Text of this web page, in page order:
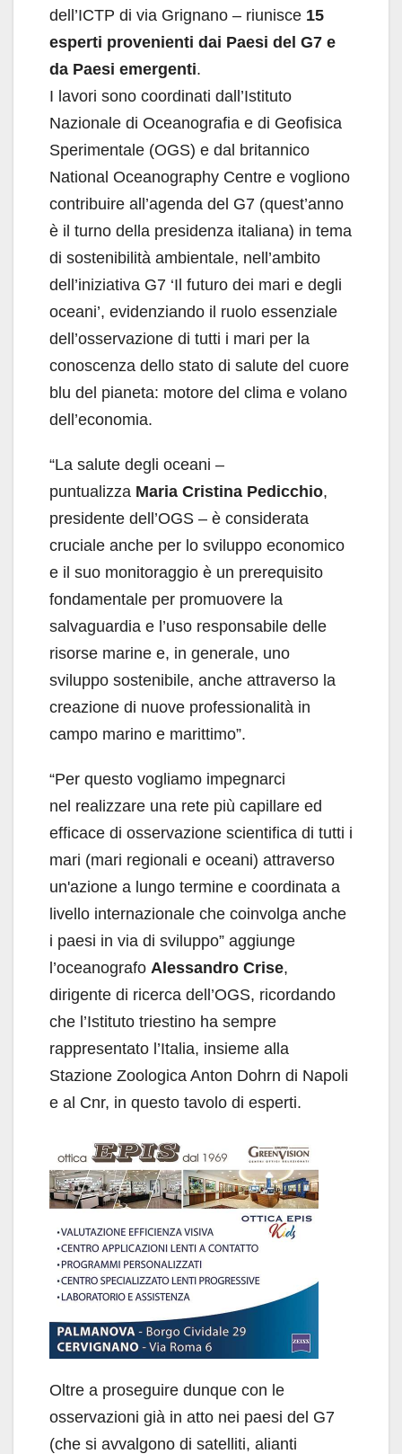
dell’ICTP di via Grignano – riunisce 15
esperti provenienti dai Paesi del G7 e
da Paesi emergenti.
I lavori sono coordinati dall’Istituto
Nazionale di Oceanografia e di Geofisica
Sperimentale (OGS) e dal britannico
National Oceanography Centre e vogliono
contribuire all’agenda del G7 (quest’anno
è il turno della presidenza italiana) in tema
di sostenibilità ambientale, nell’ambito
dell’iniziativa G7 ‘Il futuro dei mari e degli
oceani’, evidenziando il ruolo essenziale
dell’osservazione di tutti i mari per la
conoscenza dello stato di salute del cuore
blu del pianeta: motore del clima e volano
dell’economia.
“La salute degli oceani –
puntualizza Maria Cristina Pedicchio,
presidente dell’OGS – è considerata
cruciale anche per lo sviluppo economico
e il suo monitoraggio è un prerequisito
fondamentale per promuovere la
salvaguardia e l’uso responsabile delle
risorse marine e, in generale, uno
sviluppo sostenibile, anche attraverso la
creazione di nuove professionalità in
campo marino e marittimo”.
“Per questo vogliamo impegnarci
nel realizzare una rete più capillare ed
efficace di osservazione scientifica di tutti i
mari (mari regionali e oceani) attraverso
un'azione a lungo termine e coordinata a
livello internazionale che coinvolga anche
i paesi in via di sviluppo” aggiunge
l’oceanografo Alessandro Crise,
dirigente di ricerca dell’OGS, ricordando
che l’Istituto triestino ha sempre
rappresentato l’Italia, insieme alla
Stazione Zoologica Anton Dohrn di Napoli
e al Cnr, in questo tavolo di esperti.
Oltre a proseguire dunque con le
osservazioni già in atto nei paesi del G7
(che si avvalgono di satelliti, alianti